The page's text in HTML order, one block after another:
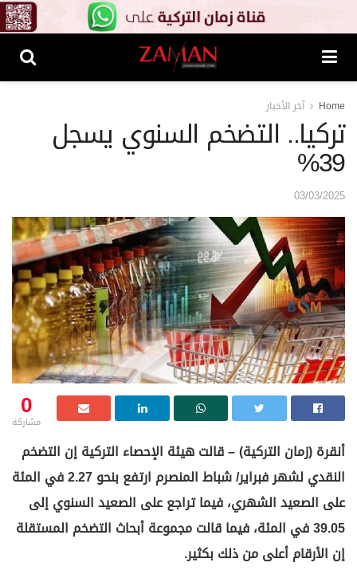
Home آخر الأخبار
تركيا.. التضخم السنوي يسجل
39%
03/03/2025
0
مشاركة
أنقرة (زمان التركية) – قالت هيئة الإحصاء التركية إن التضخم
النقدي لشهر فبراير/ شباط المنصرم ارتفع بنحو 2.27 في المئة
على الصعيد الشهري، فيما تراجع على الصعيد السنوي إلى
39.05 في المئة، فيما قالت مجموعة أبحاث التضخم المستقلة
إن الأرقام أعلى من ذلك بكثير.